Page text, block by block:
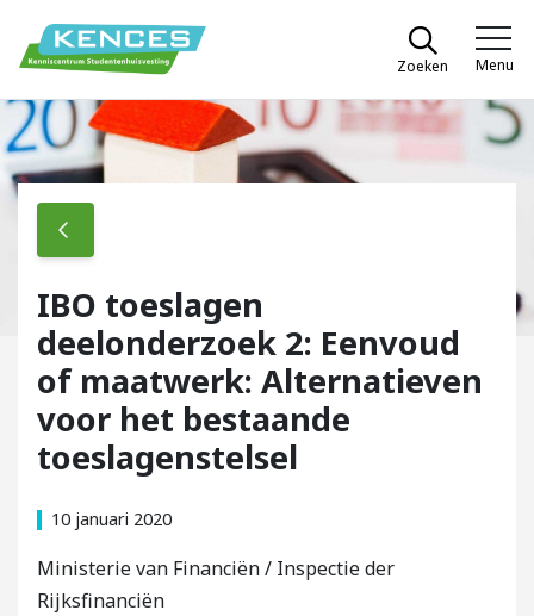
Menu
Zoeken
IBO toeslagen
deelonderzoek 2: Eenvoud
of maatwerk: Alternatieven
voor het bestaande
toeslagenstelsel
10 januari 2020
Ministerie van Financiën / Inspectie der
Rijksfinanciën